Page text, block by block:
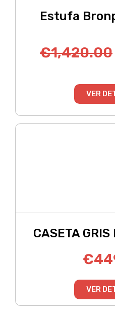
Estufa
€1,420.00
VER
CASETA
€
VER